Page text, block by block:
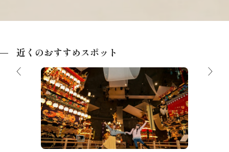
近くのおすすめスポット
飛騨高山まつりの森